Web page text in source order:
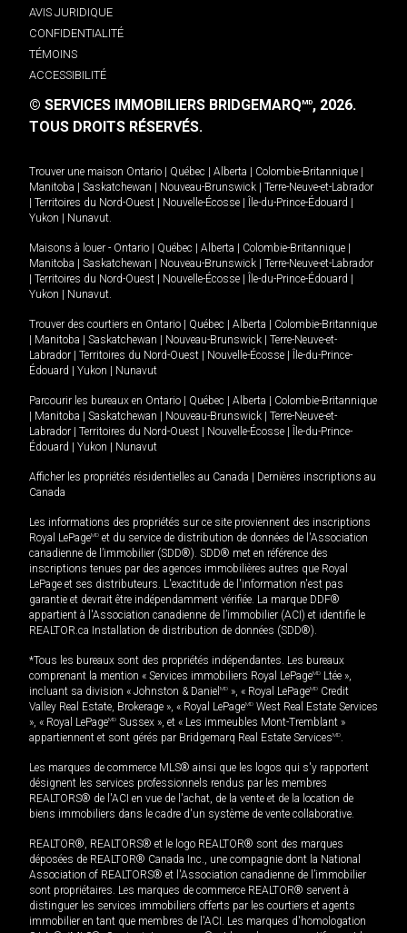
AVIS JURIDIQUE
CONFIDENTIALITÉ
TÉMOINS
ACCESSIBILITÉ
© SERVICES IMMOBILIERS BRIDGEMARQMD, 2026.
TOUS DROITS RÉSERVÉS.
Trouver une maison Ontario Québec Alberta Colombie-Britannique
Manitoba
Saskatchewan Nouveau-Brunswick
Terre-Neuve-et-Labrador
Territoires du Nord-Ouest Nouvelle-Écosse Île-du-Prince-Édouard
Yukon
Nunavut.
Maisons à louer - Ontario Québec Alberta Colombie-Britannique
Manitoba
Saskatchewan Nouveau-Brunswick
Terre-Neuve-et-Labrador
Territoires du Nord-Ouest Nouvelle-Écosse Île-du-Prince-Édouard
Yukon
Nunavut.
Trouver des courtiers en Ontario Québec Alberta
Colombie-Britannique
Manitoba Saskatchewan Nouveau-Brunswick
Terre-Neuve-et-
Labrador
Territoires du Nord-Ouest Nouvelle-Écosse
Île-du-Prince-
Édouard
Yukon Nunavut
Parcourir les bureaux en Ontario Québec Alberta
Colombie-Britannique
Manitoba Saskatchewan Nouveau-Brunswick
Terre-Neuve-et-
Labrador
Territoires du Nord-Ouest Nouvelle-Écosse
Île-du-Prince-
Édouard
Yukon Nunavut
Afficher les propriétés résidentielles au Canada
Dernières inscriptions au
Canada
Les informations des propriétés sur ce site proviennent des inscriptions
Royal LePageMD et du service de distribution de données de l'Association
canadienne de l’immobilier (SDD®). SDD® met en référence des
inscriptions tenues par des agences immobilières autres que Royal
LePage et ses distributeurs. L'exactitude de l'information n'est pas
garantie et devrait être indépendamment vérifiée. La marque DDF®
appartient à l'Association canadienne de l’immobilier (ACI) et identifie le
REALTOR.ca Installation de distribution de données (SDD®).
*Tous les bureaux sont des propriétés indépendantes. Les bureaux
comprenant la mention « Services immobiliers Royal LePageMD Ltée »,
incluant sa division « Johnston & Daniel MD », « Royal LePageMD Credit
Valley Real Estate, Brokerage », « Royal LePageMD West Real Estate Services
», « Royal LePageMD Sussex », et « Les immeubles Mont-Tremblant »
appartiennent et sont gérés par Bridgemarq Real Estate ServicesMD.
Les marques de commerce MLS® ainsi que les logos qui s'y rapportent
désignent les services professionnels rendus par les membres
REALTORS® de l'ACI en vue de l'achat, de la vente et de la location de
biens immobiliers dans le cadre d'un système de vente collaborative.
REALTOR®, REALTORS® et le logo REALTOR® sont des marques
déposées de REALTOR® Canada Inc., une compagnie dont la National
Association of REALTORS® et l'Association canadienne de l’immobilier
sont propriétaires. Les marques de commerce REALTOR® servent à
distinguer les services immobiliers offerts par les courtiers et agents
immobilier en tant que membres de l'ACI. Les marques d'homologation